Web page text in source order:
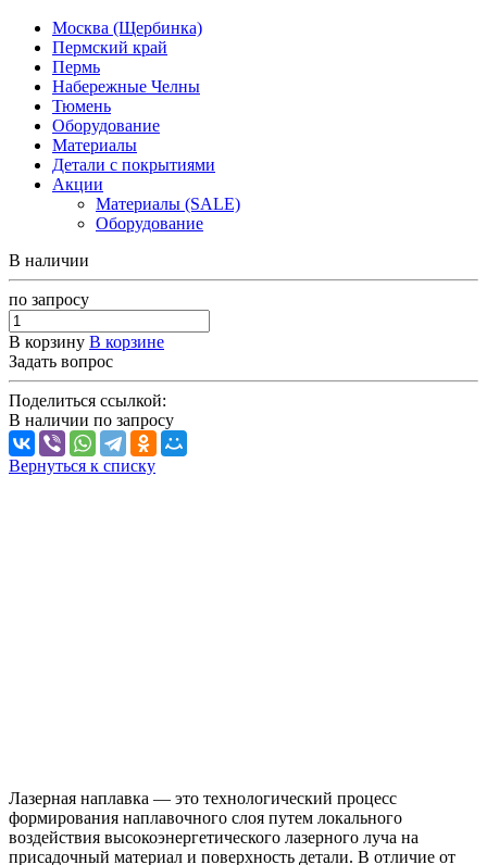
Москва (Щербинка)
Пермский край
Пермь
Набережные Челны
Тюмень
Оборудование
Материалы
Детали с покрытиями
Акции
Материалы (SALE)
Оборудование
В наличии
по запросу
В корзину В корзине
Задать вопрос
Поделиться ссылкой:
В наличии по запросу
Вернуться к списку
Лазерная наплавка — это технологический процесс
формирования наплавочного слоя путем локального
воздействия высокоэнергетического лазерного луча на
присадочный материал и поверхность детали. В отличие от